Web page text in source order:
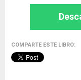
COMPARTE ESTE LIBRO: